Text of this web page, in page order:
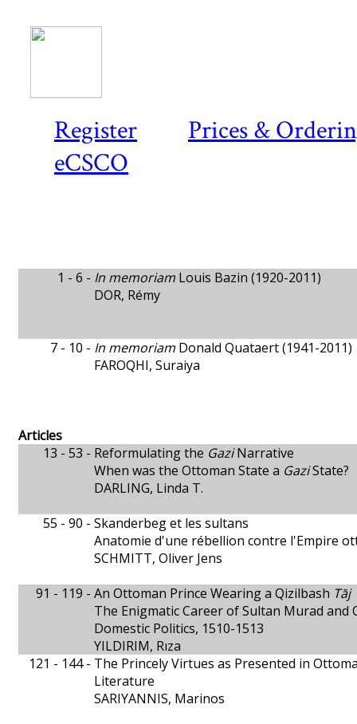
Register
Prices &
eCSCO
1 - 6 - In memoriam Louis Bazin (1920-2011)
DOR, Rémy
7 - 10 - In memoriam Donald Quataert (1941-2011)
FAROQHI, Suraiya
Articles
13 - 53 - Reformulating the GaziNarrative
When was the Ottoman State a GaziState?
DARLING, Linda T.
55 - 90 - Skanderbeg et les sultans
Anatomie d'une rébellion contre l'Empire
SCHMITT, Oliver Jens
91 - 119 - An Ottoman Prince Wearing a Qizilbash Tāj
The Enigmatic Career of Sultan Murad
Domestic Politics, 1510-1513
YILDIRIM, Rıza
121 - 144 - The Princely Virtues as Presented in
Literature
SARIYANNIS, Marinos